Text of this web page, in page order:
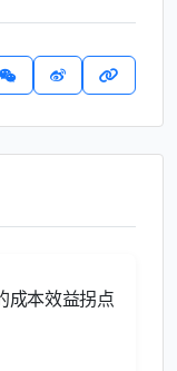
成本效益拐点